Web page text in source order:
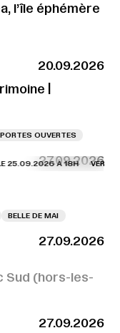
l’île éphémère
20.09.2026
|
PORTES OUVERTES
27.09.2026
À 18H
BELLE DE MAI
27.09.2026
Sud (hors-les-
27.09.2026